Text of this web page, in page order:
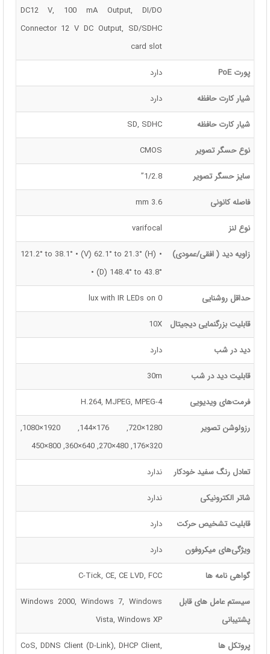
DC12 V, 100 mA Output, DI/DO
Connector 12 V DC Output, SD/SDHC
card slot
پورت PoE دارد
شیار کارت حافظه دارد
شیار کارت حافظه SD, SDHC
نوع حسگر تصویر CMOS
سایز حسگر تصویر 1/2.8”
فاصله کانونی 3.6 mm
نوع لنز varifocal
زاویه دید ( افقی/عمودی)
• (H) 121.2° to 38.1° • (V) 62.1° to 21.3°
• (D) 148.4° to 43.8°
حداقل روشنایی 0 lux with IR LEDs on
قابلیت بزرگنمایی دیجیتال 10X
دید در شب دارد
قابلیت دید در شب 30m
فرمت‌های ویدیویی H.264, MJPEG, MPEG-4
رزولوشن تصویر
1280×720, 176×144, 1920×1080,
320×176, 480×270, 640×360, 800×450
تعادل رنگ سفید خودکار ندارد
شاتر الکترونیکی ندارد
قابلیت تشخیص حرکت دارد
ویژگی‌های میکروفون دارد
گواهی نامه ها C-Tick, CE, CE LVD, FCC
سیستم عامل های قابل
پشتیبانی
Windows 2000, Windows 7, Windows
Vista, Windows XP
پروتکل ها CoS, DDNS Client (D-Link), DHCP Client,